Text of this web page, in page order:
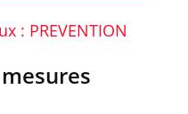
: PREVENTION